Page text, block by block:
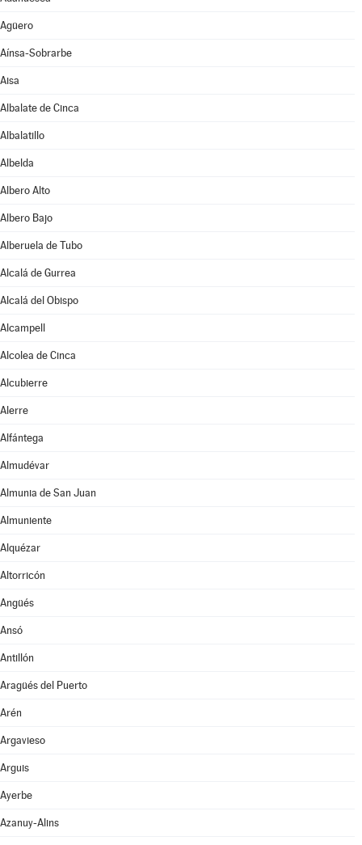
Agüero
Aínsa-Sobrarbe
Aisa
Albalate de Cinca
Albalatillo
Albelda
Albero Alto
Albero Bajo
Alberuela de Tubo
Alcalá de Gurrea
Alcalá del Obispo
Alcampell
Alcolea de Cinca
Alcubierre
Alerre
Alfántega
Almudévar
Almunia de San Juan
Almuniente
Alquézar
Altorricón
Angüés
Ansó
Antillón
Aragüés del Puerto
Arén
Argavieso
Arguis
Ayerbe
Azanuy-Alins